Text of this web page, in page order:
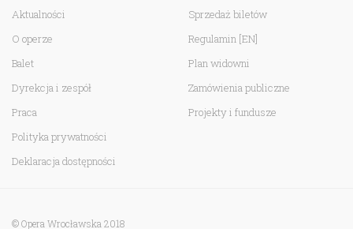
Aktualności
O operze
Balet
Dyrekcja i zespół
Praca
Polityka prywatności
Deklaracja dostępności
Sprzedaż biletów
Regulamin [EN]
Plan widowni
Zamówienia publiczne
Projekty i fundusze
© Opera Wrocławska 2018